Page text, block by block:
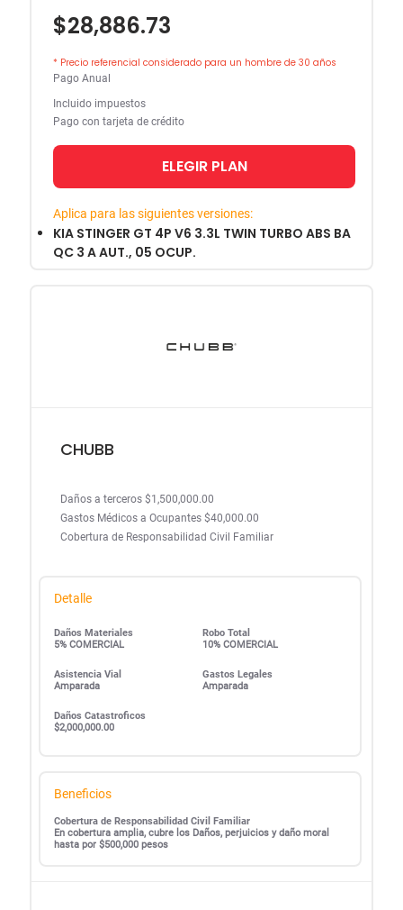
$28,886.73
* Precio referencial considerado para un hombre de 30 años
Pago Anual
Incluido impuestos
Pago con tarjeta de crédito
ELEGIR PLAN
Aplica para las siguientes versiones:
KIA STINGER GT 4P V6 3.3L TWIN TURBO ABS BA
QC 3 A AUT., 05 OCUP.
CHUBB
Daños a terceros $1,500,000.00
Gastos Médicos a Ocupantes $40,000.00
Cobertura de Responsabilidad Civil Familiar
Detalle
Daños Materiales
5% COMERCIAL
Robo Total
10% COMERCIAL
Asistencia Vial
Amparada
Gastos Legales
Amparada
Daños Catastroficos
$2,000,000.00
Beneficios
Cobertura de Responsabilidad Civil Familiar
En cobertura amplia, cubre los Daños, perjuicios y daño moral
hasta por $500,000 pesos